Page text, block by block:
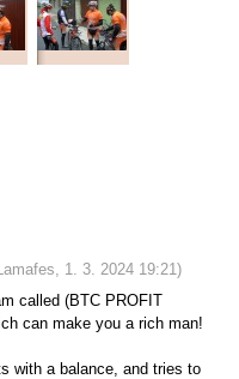
1. 3. 2024 19:21)
called (BTC PROFIT
can make you a rich man!
with a balance, and tries to